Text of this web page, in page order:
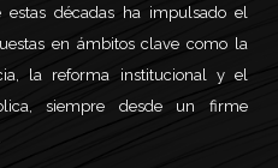
décadas ha impulsado el
en ámbitos clave como la
la reforma institucional y el
siempre desde un firme